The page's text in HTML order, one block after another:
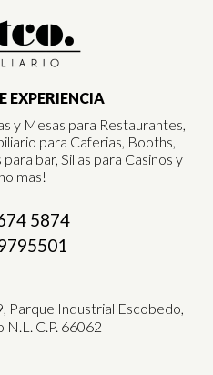
EXPERIENCIA
y Mesas para Restaurantes,
para Caferias, Booths,
bar, Sillas para Casinos y
mas!
5874
Parque Industrial Escobedo,
N.L. C.P. 66062